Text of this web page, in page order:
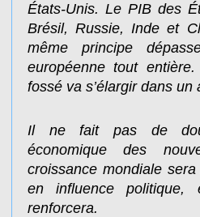
États-Unis. Le PIB des
Brésil, Russie, Inde et
même principe
européenne tout
fossé va s’élargir dans un
Il ne fait pas de
économique des
croissance mondiale
en influence
renforcera.